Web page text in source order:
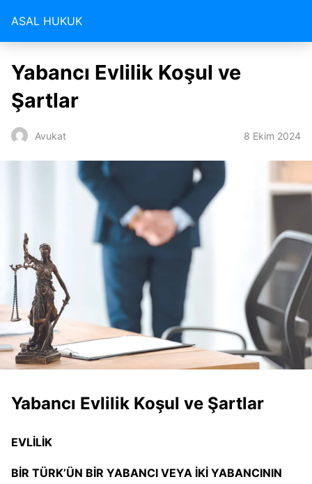
ASAL HUKUK
Yabancı Evlilik Koşul ve
Şartlar
Avukat 8 Ekim 2024
Yabancı Evlilik Koşul ve Şartlar
EVLİLİK
BİR TÜRK’ÜN BİR YABANCI VEYA İKİ YABANCININ